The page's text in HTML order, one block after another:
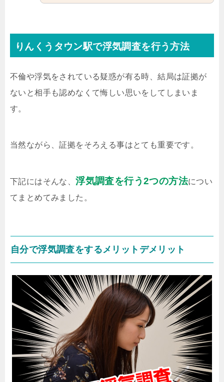
りんくうタウン駅で浮気調査を行う方法
不倫や浮気をされている疑惑が有る時、結局は証拠が
ないと相手も認めなくて悔しい思いをしてしまいま
す。
当然ながら、証拠をそろえる事はとても重要です。
下記にはそんな、浮気調査を行う2つの方法につい
てまとめてみました。
自分で浮気調査をするメリットデメリット